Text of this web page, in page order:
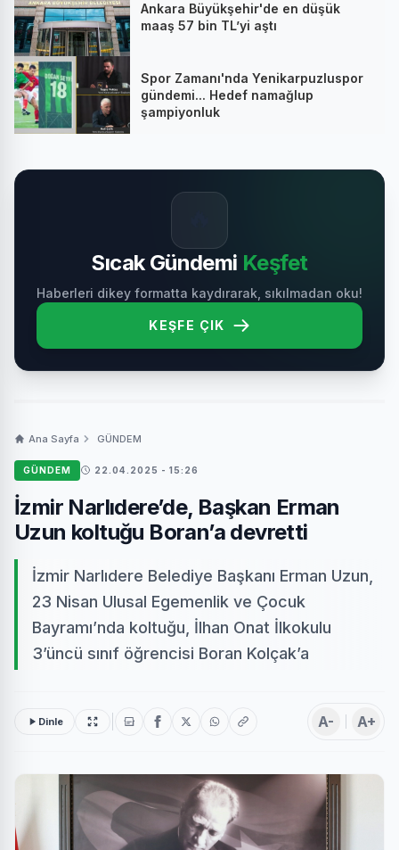
Ankara Büyükşehir'de en düşük
maaş 57 bin TL’yi aştı
Spor Zamanı'nda Yenikarpuzluspor
gündemi... Hedef namağlup
şampiyonluk
Sıcak Gündemi Keşfet
Haberleri dikey formatta kaydırarak, sıkılmadan oku!
KEŞFE ÇIK
Ana Sayfa GÜNDEM
GÜNDEM 22.04.2025 - 15:26
İzmir Narlıdere’de, Başkan Erman
Uzun koltuğu Boran’a devretti
İzmir Narlıdere Belediye Başkanı Erman Uzun,
23 Nisan Ulusal Egemenlik ve Çocuk
Bayramı’nda koltuğu, İlhan Onat İlkokulu
3’üncü sınıf öğrencisi Boran Kolçak’a
Dinle A- A+